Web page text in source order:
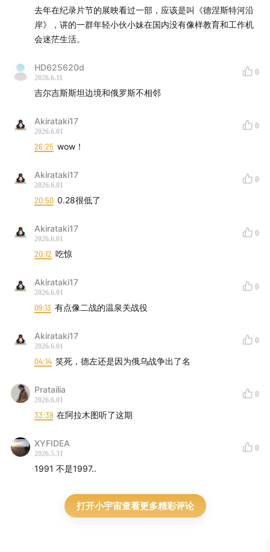
去年在纪录片节的展映看过一部，应该是叫《德涅斯特河沿
岸》，讲的一群年轻小伙小妹在国内没有像样教育和工作机
会迷茫生活。
HD625620d
2026.6.11
0
吉尔吉斯斯坦边境和俄罗斯不相邻
Akirataki17
2026.6.01
0
26:25 wow！
Akirataki17
2026.6.01
0
20:50 0.28很低了
Akirataki17
2026.6.01
0
20:12 吃惊
Akirataki17
2026.6.01
0
09:13 有点像二战的温泉关战役
Akirataki17
2026.6.01
0
04:14 笑死，德左还是因为俄乌战争出了名
Pratailia
2026.6.01
0
33:39 在阿拉木图听了这期
XYFIDEA
2026.5.31
0
1991 不是1997..
打开小宇宙查看更多精彩评论